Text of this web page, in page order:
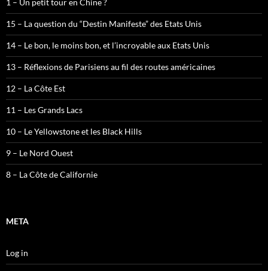
15 – La question du “Destin Manifeste” des Etats Unis
14 – Le bon, le moins bon, et l’incroyable aux Etats Unis
13 – Réflexions de Parisiens au fil des routes américaines
12 – La Côte Est
11 – Les Grands Lacs
10 – Le Yellowstone et les Black Hills
9 – Le Nord Ouest
8 – La Côte de Californie
META
Log in